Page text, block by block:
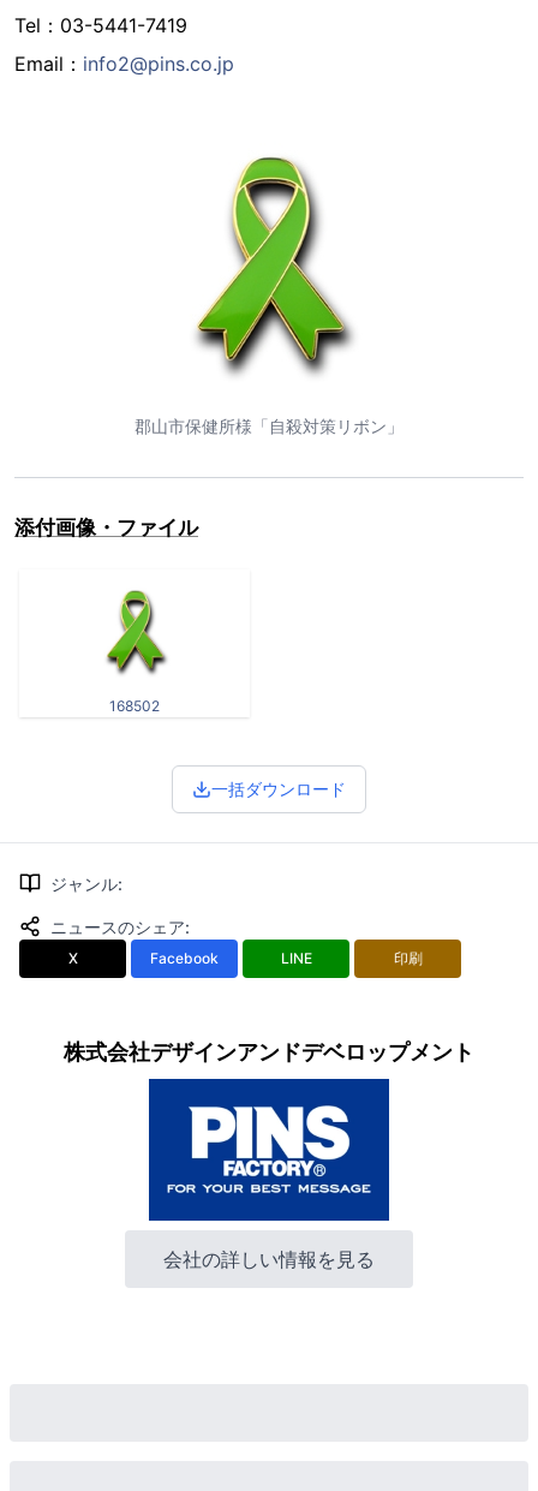
Tel：03-5441-7419
Email： info2@pins.co.jp
郡山市保健所様「自殺対策リボン」
添付画像・ファイル
168502
一括ダウンロード
ジャンル:
ニュースのシェア:
X Facebook LINE 印刷
株式会社デザインアンドデベロップメント
会社の詳しい情報を見る